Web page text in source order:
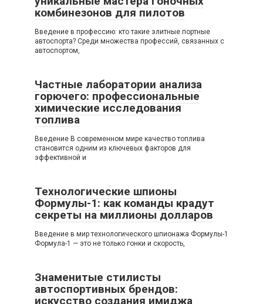
комбинезонов для пилотов
Введение в профессию: кто такие элитные портные
автоспорта? Среди множества профессий, связанных с
автоспортом,
Частные лаборатории анализа
горючего: профессиональные
химические исследования
топлива
Введение В современном мире качество топлива
становится одним из ключевых факторов для
эффективной и
Технологические шпионы
Формулы-1: как команды крадут
секреты на миллионы долларов
Введение в мир технологического шпионажа Формулы-1
Формула-1 — это не только гонки и скорость,
Знаменитые стилисты
автоспортивных брендов:
искусство создания имиджа